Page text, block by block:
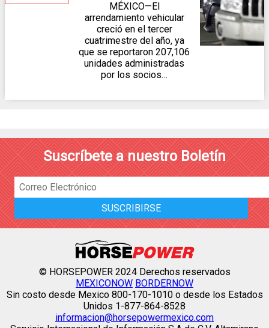
MÉXICO—El
arrendamiento vehicular
creció en el tercer
cuatrimestre del año, ya
que se reportaron 207,106
unidades administradas
por los socios…
Suscríbete a nuestro Boletín
© HORSEPOWER 2024 Derechos reservados
MEXICONOW BORDERNOW
Sin costo desde Mexico 800-170-1010 o desde los Estados
Unidos 1-877-864-8528
informacion@horsepowermexico.com